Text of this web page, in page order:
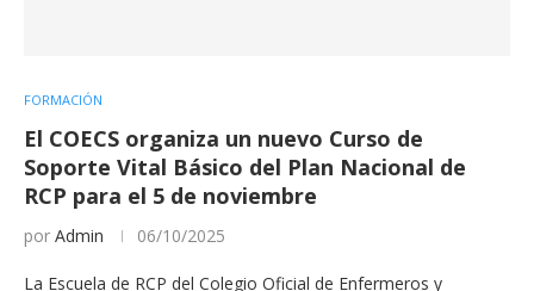
FORMACIÓN
El COECS organiza un nuevo Curso de
Soporte Vital Básico del Plan Nacional de
RCP para el 5 de noviembre
por Admin 06/10/2025
La Escuela de RCP del Colegio Oficial de Enfermeros y